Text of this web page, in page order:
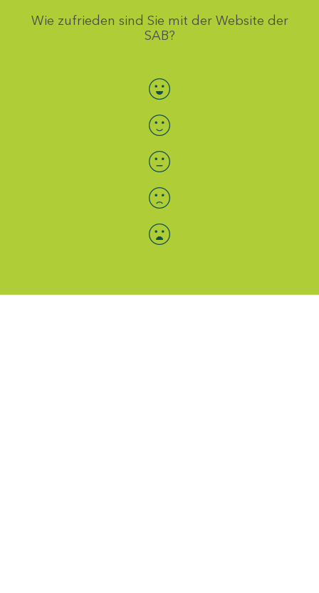
Wie zufrieden sind Sie mit der Website der
SAB?
Bewertung auswählen